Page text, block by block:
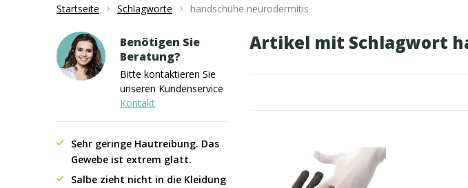
Startseite Schlagworte handschuhe neurodermitis
Artikel mit Schlagwort
Benötigen Sie
Beratung?
Bitte kontaktieren Sie
unseren Kundenservice
Kontakt
Sehr geringe Hautreibung. Das
Gewebe ist extrem glatt.
Salbe zieht nicht in die Kleidung